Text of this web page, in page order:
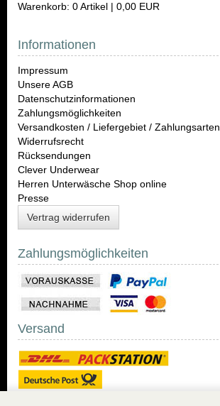
Warenkorb: 0 Artikel | 0,00 EUR
Informationen
Impressum
Unsere AGB
Datenschutzinformationen
Zahlungsmöglichkeiten
Versandkosten / Liefergebiet / Zahlungsarten
Widerrufsrecht
Rücksendungen
Clever Underwear
Herren Unterwäsche Shop online
Presse
Vertrag widerrufen
Zahlungsmöglichkeiten
Versand